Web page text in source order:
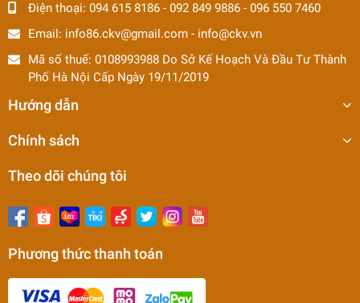
Điện thoại: 094 615 8186 - 092 849 9886 - 096 550 7460
Email: info86.ckv@gmail.com - info@ckv.vn
Mã số thuế: 0108993988 Do Sở Kế Hoạch Và Đầu Tư Thành
Phố Hà Nội Cấp Ngày 19/11/2019
Hướng dẫn
Chính sách
Theo dõi chúng tôi
Phương thức thanh toán